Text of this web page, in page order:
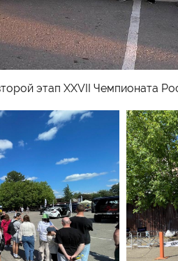
этап XXVII Чемпионата